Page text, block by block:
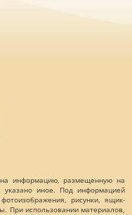
информацию, размещенную на
указано иное. Под информацией
рисунки, ящик-
При использовании материалов,